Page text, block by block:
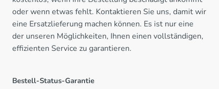
oder wenn etwas fehlt. Kontaktieren Sie uns, damit wir
eine Ersatzlieferung machen können. Es ist nur eine
der unseren Möglichkeiten, Ihnen einen vollständigen,
effizienten Service zu garantieren.
Bestell-Status-Garantie